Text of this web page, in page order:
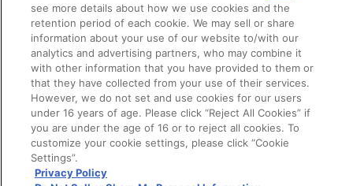
＜5～8巻連動＞
対象予約期間：2021年9月20日（月）まで
特典絵柄：キービジュアル第2弾
※対象予約期間を過ぎてしまった場合には特典は付与されません
ので、予めご了承ください。
※特典は4巻、8巻と一緒にお届け予定です。
【A-on STORE限定 全巻購入抽選キャンペーン】
対象期間内に全巻をご予約・ご購入いただいた方の中から抽選で
下記特典をプレゼント！
Do Not Sell or Share My Personal Information
バンダイナムコフィルムワークス
© Bandai Namco Filmworks Inc. All Rights Reserved.
see more details about how we use cookies and the
retention period of each cookie. We may sell or share
information about your use of our website to/with our
analytics and advertising partners, who may combine it
with other information that you have provided to them or
that they have collected from your use of their services.
However, we do not set and use cookies for our users
under 16 years of age. Please click “Reject All Cookies” if
you are under the age of 16 or to reject all cookies. To
customize your cookie settings, please click “Cookie
Settings”.
Privacy Policy